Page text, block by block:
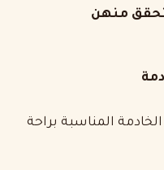
منهن
المناسبة براحة